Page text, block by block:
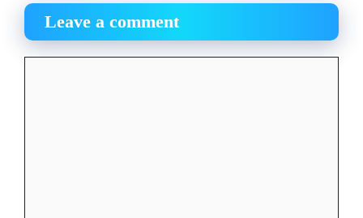
Leave a comment